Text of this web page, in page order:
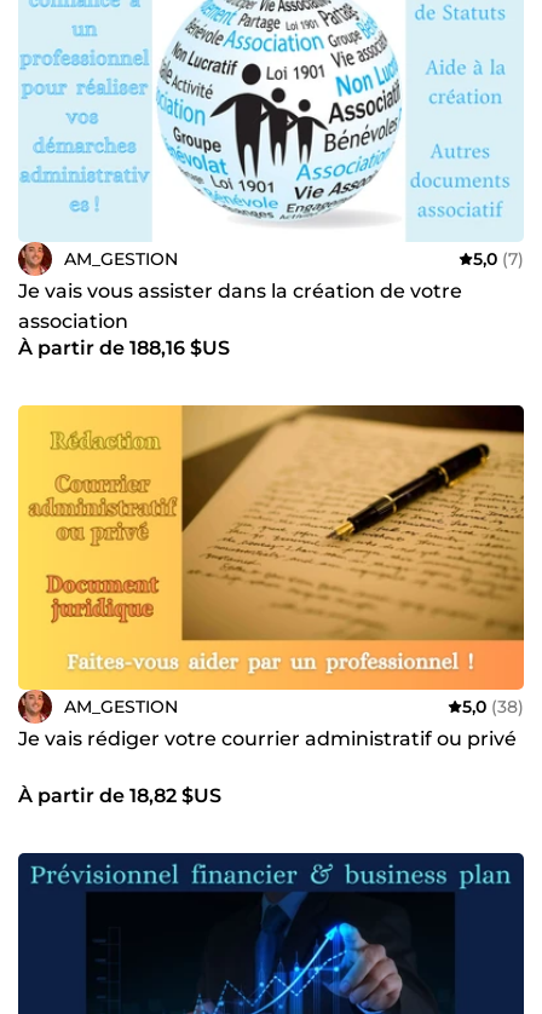
AM_GESTION 5,0 (7)
Je vais vous assister dans la création de votre
association
À partir de 188,16 $US
AM_GESTION 5,0 (38)
Je vais rédiger votre courrier administratif ou privé
À partir de 18,82 $US